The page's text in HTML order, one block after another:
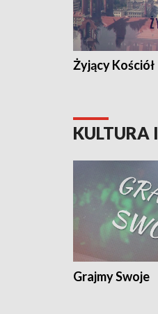
Żyjący Kościół
KULTURA
Grajmy Swoje